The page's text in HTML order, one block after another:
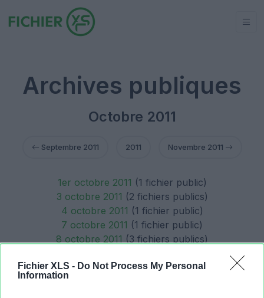
Fichier XLS - Do Not Process My Personal
Information
Archives publiques
Octobre 2011
Septembre 2011 2011 Novembre 2011
1er octobre 2011 (1 fichier public)
3 octobre 2011 (2 fichiers publics)
4 octobre 2011 (1 fichier public)
7 octobre 2011 (1 fichier public)
8 octobre 2011 (3 fichiers publics)
11 octobre 2011(1 fichier public)
13 octobre 2011